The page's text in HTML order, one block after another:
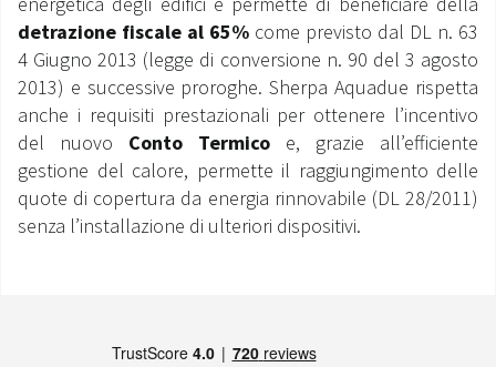
detrazione fiscale al 65% come previsto dal DL n. 63
4 Giugno 2013 (legge di conversione n. 90 del 3 agosto
2013) e successive proroghe. Sherpa Aquadue rispetta
anche i requisiti prestazionali per ottenere l’incentivo
del nuovo Conto Termico e, grazie all’efficiente
gestione del calore, permette il raggiungimento delle
quote di copertura da energia rinnovabile (DL 28/2011)
senza l’installazione di ulteriori dispositivi.